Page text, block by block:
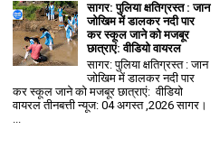
सागर: पुलिया क्षतिग्रस्त : जान
जोखिम में डालकर नदी पार
कर स्कूल जाने को मजबूर
छात्राएं: वीडियो वायरल
सागर: पुलिया क्षतिग्रस्त : जान
जोखिम में डालकर नदी पार
कर स्कूल जाने को मजबूर छात्राएं: वीडियो
वायरल तीनबत्ती न्यूज: 04 अगस्त ,2026 सागर।